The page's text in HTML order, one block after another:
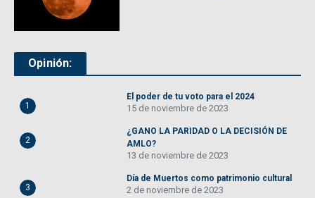
Opinión:
1
El poder de tu voto para el 2024
15 de noviembre de 2023
2
¿GANO LA PARIDAD O LA DECISIÓN DE
AMLO?
13 de noviembre de 2023
3
Día de Muertos como patrimonio cultural
2 de noviembre de 2023